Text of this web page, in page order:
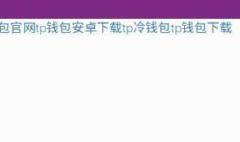
官网tp钱包安卓下载tp冷钱包tp钱包下载